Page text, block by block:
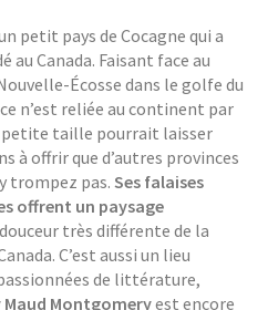
petit pays de Cocagne qui a
au Canada. Faisant face au
Écosse dans le golfe du
n’est reliée au continent par
petite taille pourrait laisser
à offrir que d’autres provinces
trompez pas.Ses falaises
offrent un paysage
très différente de la
C’est aussi un lieu
de littérature,
Maud Montgomeryest encore